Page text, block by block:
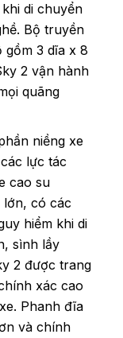
di chuyển
Bộ truyền
gồm 3 dĩa x 8
2 vận hành
quãng
niềng xe
lực tác
cao su
lớn, có các
hiểm khi di
sình lầy
2 được trang
xác cao
Phanh đĩa
và chính